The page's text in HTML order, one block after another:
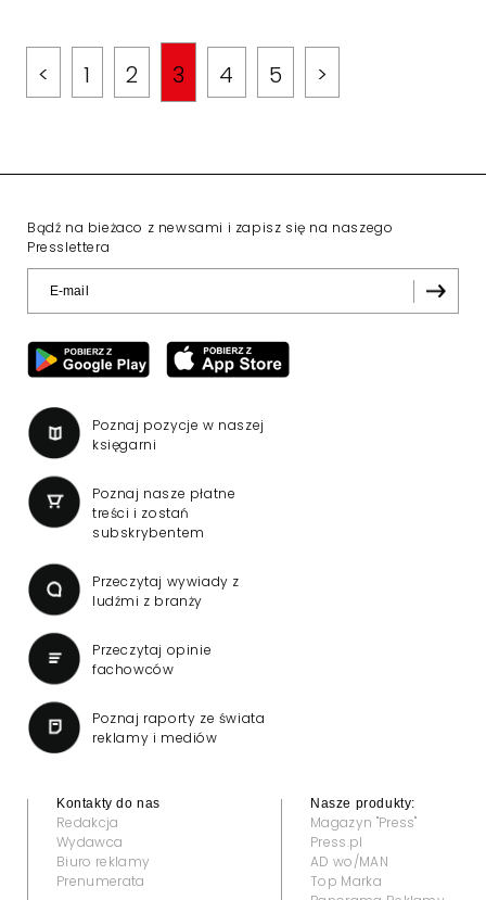
< 1 2 3 4 5 >
Bądź na bieżaco z newsami i zapisz się na naszego
Presslettera
Poznaj pozycje w naszej
księgarni
Poznaj nasze płatne
treści i zostań
subskrybentem
Przeczytaj wywiady z
ludźmi z branży
Przeczytaj opinie
fachowców
Poznaj raporty ze świata
reklamy i mediów
Kontakty do nas
Redakcja
Wydawca
Biuro reklamy
Prenumerata
Nasze produkty:
Magazyn "Press"
Press.pl
AD wo/MAN
Top Marka